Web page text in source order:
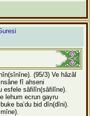
(95/3) Ve hâzâl
fî ahseni
esfele sâfilîn(sâfilîne).
lehum ecrun gayru
ba’du bid dîn(dîni).